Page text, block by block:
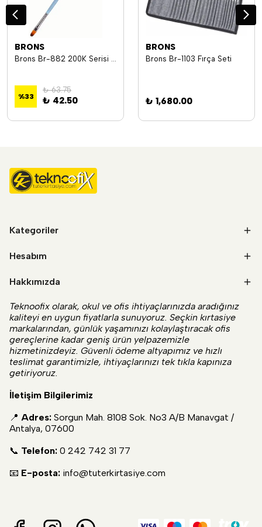
BRONS
Brons Br-882 200K Serisi Yağlı Kısa Sap Fırça No:4
%33
₺ 63.75
₺ 42.50
BRONS
Brons Br-1103 Fırça Seti
₺ 1,680.00
Kategoriler
Hesabım
Hakkımızda
Teknoofix olarak, okul ve ofis ihtiyaçlarınızda aradığınız
kaliteyi en uygun fiyatlarla sunuyoruz. Seçkin kırtasiye
markalarından, günlük yaşamınızı kolaylaştıracak ofis
gereçlerine kadar geniş ürün yelpazemizle
hizmetinizdeyiz. Güvenli ödeme altyapımız ve hızlı
teslimat garantimizle, ihtiyaçlarınızı tek tıkla kapınıza
getiriyoruz.
İletişim Bilgilerimiz
📍 Adres: Sorgun Mah. 8108 Sok. No3 A/B Manavgat /
Antalya, 07600
📞 Telefon: 0 242 742 31 77
📧 E-posta: info@tuterkirtasiye.com